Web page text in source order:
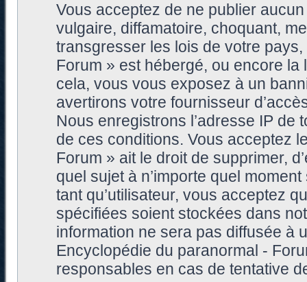
Vous acceptez de ne publier
vulgaire, diffamatoire, choquant,
transgresser les lois de votre
Forum » est hébergé, ou encore
cela, vous vous exposez à un
avertirons votre fournisseur
Nous enregistrons l’adresse IP de
de ces conditions. Vous acceptez
Forum » ait le droit de supprimer,
quel sujet à n’importe quel
tant qu’utilisateur, vous acceptez
spécifiées soient stockées dans
information ne sera pas diffusée à
Encyclopédie du paranormal -
responsables en cas de tentative